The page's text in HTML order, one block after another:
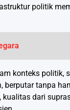
politik
konteks politik,
tanpa
dari